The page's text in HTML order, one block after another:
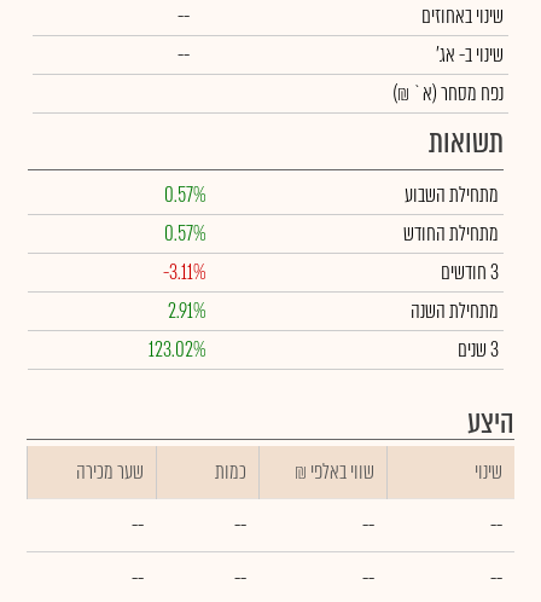
שינוי באחוזים
--
שינויב- אג'
--
נפח מסחר(א` ₪)
תשואות
מתחילת השבוע
0.57%
מתחילת החודש
0.57%
3 חודשים
-3.11%
מתחילת השנה
2.91%
3 שנים
123.02%
היצע
שינוי ₪ שווי באלפי כמות
שער מכירה
--
--
--
--
--
--
--
--